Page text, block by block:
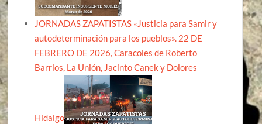
JORNADAS ZAPATISTAS «Justicia para Samir y
autodeterminación para los pueblos». 22 DE
FEBRERO DE 2026, Caracoles de Roberto
Barrios, La Unión, Jacinto Canek y Dolores
Hidalgo